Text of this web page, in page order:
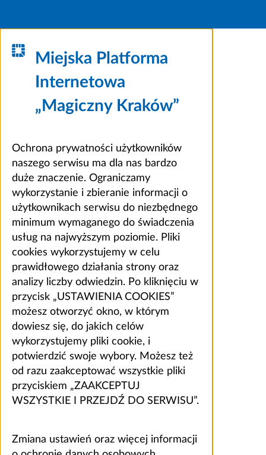
Miejska Platforma
Internetowa
„Magiczny Kraków”
Ochrona prywatności użytkowników
naszego serwisu ma dla nas bardzo
duże znaczenie. Ograniczamy
wykorzystanie i zbieranie informacji o
użytkownikach serwisu do niezbędnego
minimum wymaganego do świadczenia
usług na najwyższym poziomie. Pliki
cookies wykorzystujemy w celu
prawidłowego działania strony oraz
analizy liczby odwiedzin. Po kliknięciu w
przycisk „USTAWIENIA COOKIES”
możesz otworzyć okno, w którym
dowiesz się, do jakich celów
wykorzystujemy pliki cookie, i
potwierdzić swoje wybory. Możesz też
od razu zaakceptować wszystkie pliki
przyciskiem „ZAAKCEPTUJ
WSZYSTKIE I PRZEJDŹ DO SERWISU”.
Zmiana ustawień oraz więcej informacji